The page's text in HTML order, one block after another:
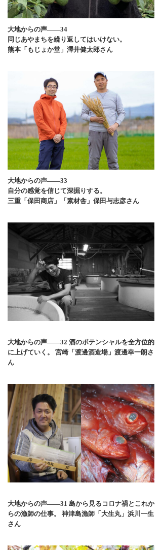
大地からの声――34
同じあやまちを繰り返してはいけない。
熊本「もじょか堂」澤井健太郎さん
大地からの声――33
自分の感覚を信じて深掘りする。
三重「保田商店」「素材舎」保田与志彦さん
大地からの声――32 酒のポテンシャルを全方位的
に上げていく。 宮崎「渡邊酒造場」渡邊幸一朗さ
ん
大地からの声――31 島から見るコロナ禍とこれか
らの漁師の仕事。 神津島漁師「大生丸」浜川一生
さん